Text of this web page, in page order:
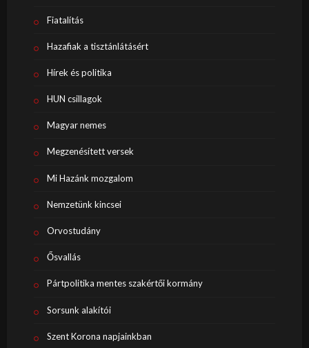
Fiatalítás
Hazafiak a tisztánlátásért
Hírek és politika
HUN csillagok
Magyar nemes
Megzenésített versek
Mi Hazánk mozgalom
Nemzetünk kincsei
Orvostudány
Ősvallás
Pártpolitika mentes szakértői kormány
Sorsunk alakítói
Szent Korona napjainkban